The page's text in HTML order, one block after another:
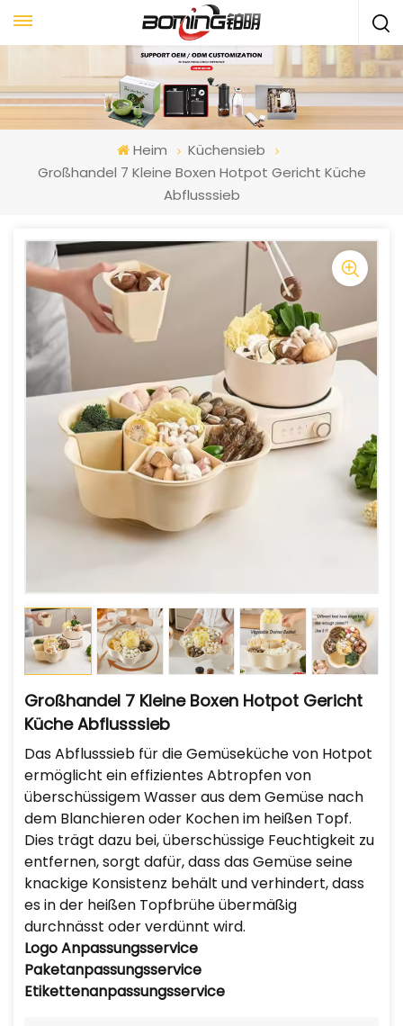
Heim
Küchensieb
Großhandel 7 Kleine Boxen Hotpot Gericht Küche
Abflusssieb
Großhandel 7 Kleine Boxen Hotpot Gericht
Küche Abflusssieb
Das Abflusssieb für die Gemüseküche von Hotpot
ermöglicht ein effizientes Abtropfen von
überschüssigem Wasser aus dem Gemüse nach
dem Blanchieren oder Kochen im heißen Topf.
Dies trägt dazu bei, überschüssige Feuchtigkeit zu
entfernen, sorgt dafür, dass das Gemüse seine
knackige Konsistenz behält und verhindert, dass
es in der heißen Topfbrühe übermäßig
durchnässt oder verdünnt wird.
LogoAnpassungsservice
Paketanpassungsservice
Etikettenanpassungsservice